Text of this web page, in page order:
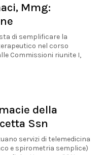
Mmg:
di semplificare la
nel corso
Commissioni riunite I,
della
Ssn
servizi di telemedicina
e spirometria semplice)